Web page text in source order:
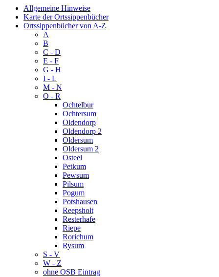
Allgemeine Hinweise
Karte der Ortssippenbücher
Ortssippenbücher von A-Z
A
B
C - D
E - F
G - H
I - L
M - N
O - R
Ochtelbur
Ochtersum
Oldendorp
Oldendorp 2
Oldersum
Oldersum 2
Osteel
Petkum
Pewsum
Pilsum
Pogum
Potshausen
Reepsholt
Resterhafe
Riepe
Rorichum
Rysum
S - V
W - Z
ohne OSB Eintrag